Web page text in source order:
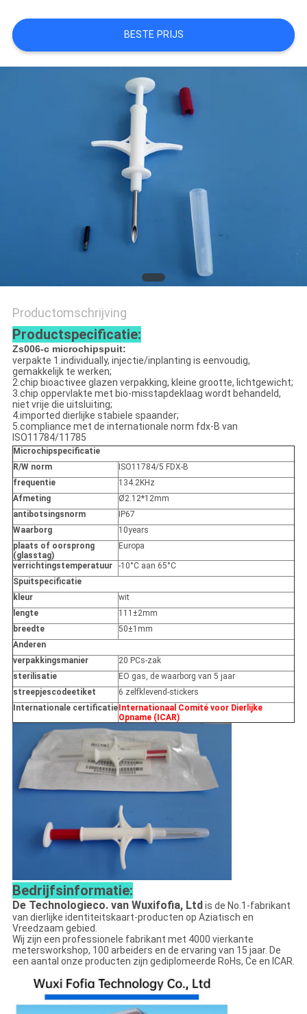
SITEMAP
BESTE PRIJS
Productomschrijving
Productspecificatie:
Zs006-c microchipspuit:
verpakte 1.individually, injectie/inplanting is eenvoudig,
gemakkelijk te werken;
2.chip bioactivee glazen verpakking, kleine grootte, lichtgewicht;
3.chip oppervlakte met bio-misstapdeklaag wordt behandeld,
niet vrije die uitsluiting;
4.imported dierlijke stabiele spaander;
5.compliance met de internationale norm fdx-B van
ISO11784/11785
Microchipspecificatie
R/W norm
ISO11784/5 FDX-B
frequentie
134.2KHz
Afmeting
Ø2.12*12mm
antibotsingsnorm
IP67
Waarborg
10years
plaats of oorsprong
(glasstag)
Europa
verrichtingstemperatuur
-10°C aan 65°C
Spuitspecificatie
kleur
wit
lengte
111±2mm
breedte
50±1mm
Anderen
verpakkingsmanier
20 PCs-zak
sterilisatie
EO gas, de waarborg van 5 jaar
streepjescodeetiket
6 zelfklevend-stickers
Internationale certificatie Internationaal Comité voor Dierlijke
Opname (ICAR)
Bedrijfsinformatie:
De Technologieco. van Wuxifofia, Ltdis de No.1-fabrikant
van dierlijke identiteitskaart-producten op Aziatisch en
Vreedzaam gebied.
Wij zijn een professionele fabrikant met 4000 vierkante
metersworkshop, 100 arbeiders en de ervaring van 15 jaar. De
een aantal onze producten zijn gediplomeerde RoHs, Ce en ICAR.